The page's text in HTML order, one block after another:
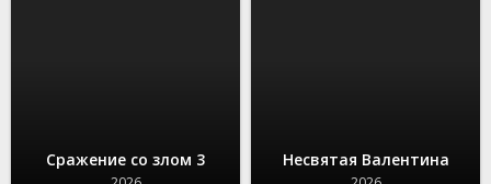
Сражение со злом 3 Несвятая Валентина